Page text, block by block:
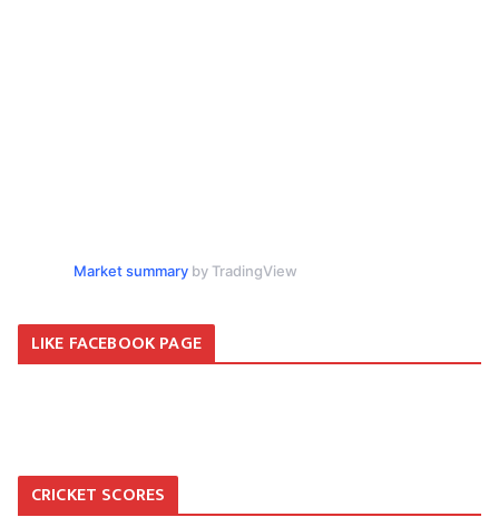
Market summaryby TradingView
LIKE FACEBOOK PAGE
CRICKET SCORES